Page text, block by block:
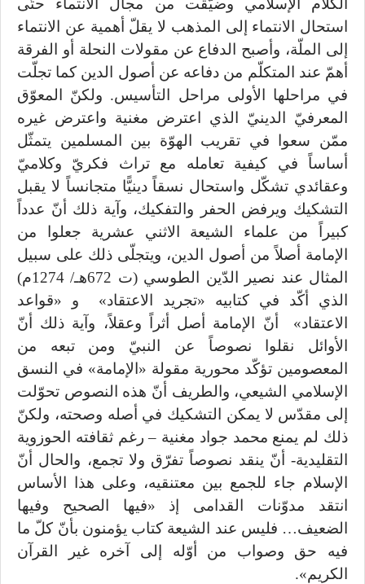
الكلام الإسلامي وضيّقت من مجال الانتماء حتّى
استحال الانتماء إلى المذهب لا يقلّ أهمية عن الانتماء
إلى الملّة، وأصبح الدفاع عن مقولات النحلة أو الفرقة
أهمّ عند المتكلّم من دفاعه عن أصول الدين كما تجلّت
في مراحلها الأولى مراحل التأسيس. ولكنّ المعوّق
المعرفيّ الدينيّ الذي اعترض مغنية واعترض غيره
ممّن سعوا في تقريب الهوّة بين المسلمين يتمثّل
أساساً في كيفية تعامله مع تراث فكريّ وكلاميّ
وعقائدي تشكّل واستحال نسقاً دينيًّا متجانساً لا يقبل
التشكيك ويرفض الحفر والتفكيك، وآية ذلك أنّ عدداً
كبيراً من علماء الشيعة الاثني عشرية جعلوا من
الإمامة أصلاً من أصول الدين، ويتجلّى ذلك على سبيل
المثال عند نصير الدّين الطوسي (ت 672هـ/ 1274م)
الذي أكّد في كتابيه «تجريد الاعتقاد» و «قواعد
الاعتقاد» أنّ الإمامة أصل أثراً وعقلاً، وآية ذلك أنّ
الأوائل نقلوا نصوصاً عن النبيّ ومن تبعه من
المعصومين تؤكّد محورية مقولة «الإمامة» في النسق
الإسلامي الشيعي، والطريف أنّ هذه النصوص تحوّلت
إلى مقدّس لا يمكن التشكيك في أصله وصحته، ولكنّ
ذلك لم يمنع محمد جواد مغنية – رغم ثقافته الحوزوية
التقليدية- أنّ ينقد نصوصاً تفرّق ولا تجمع، والحال أنّ
الإسلام جاء للجمع بين معتنقيه، وعلى هذا الأساس
انتقد مدوّنات القدامى إذ «فيها الصحيح وفيها
الضعيف… فليس عند الشيعة كتاب يؤمنون بأنّ كلّ ما
فيه حق وصواب من أوّله إلى آخره غير القرآن
الكريم».